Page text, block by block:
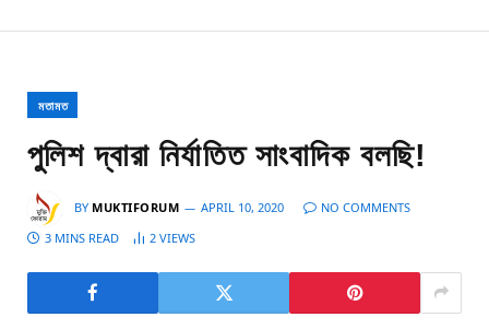
মতামত
পুলিশ দ্বারা নির্যাতিত সাংবাদিক বলছি!
BY MUKTIFORUM APRIL 10, 2020
NO COMMENTS
3 MINS READ
2 VIEWS